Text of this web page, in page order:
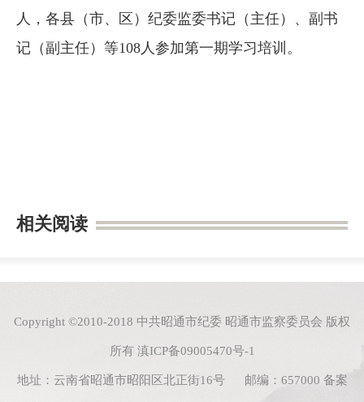
人，各县（市、区）纪委监委书记（主任）、副书
记（副主任）等108人参加第一期学习培训。
相关阅读
Copyright ©2010-2018 中共昭通市纪委 昭通市监察委员会 版权
所有 滇ICP备09005470号-1
地址：云南省昭通市昭阳区北正街16号 邮编：657000 备案